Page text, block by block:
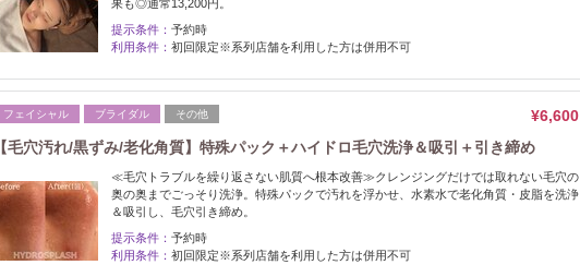
果も◎通常13,200円。
提示条件： 予約時
利用条件： 初回限定※系列店舗を利用した方は併用不可
フェイシャル ブライダル その他
¥6,600
【毛穴汚れ/黒ずみ/老化角質】特殊パック＋ハイドロ毛穴洗浄＆吸引＋引き締め
≪毛穴トラブルを繰り返さない肌質へ根本改善≫クレンジングだけでは取れない毛穴の
奥の奥までごっそり洗浄。特殊パックで汚れを浮かせ、水素水で老化角質・皮脂を洗浄
＆吸引し、毛穴引き締め。
提示条件： 予約時
利用条件： 初回限定※系列店舗を利用した方は併用不可